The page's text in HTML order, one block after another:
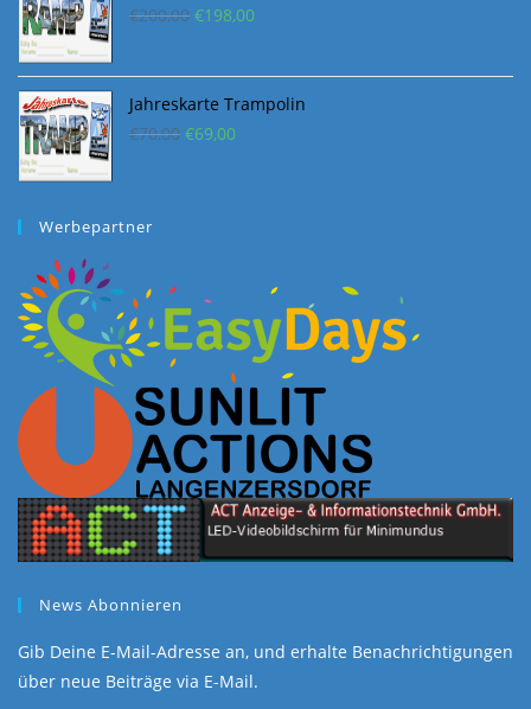
€200,00 Ursprünglicher
war:
€200,00
€198,00Aktueller
ist:
€198,00.
Jahreskarte Trampolin
€70,00 Ursprünglicher
€69,00Aktueller
Werbepartner
News Abonnieren
Gib Deine E-Mail-Adresse an, und erhalte Benachrichtigungen
über neue Beiträge via E-Mail.